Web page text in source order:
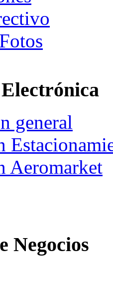
general
Aeromarket
Negocios